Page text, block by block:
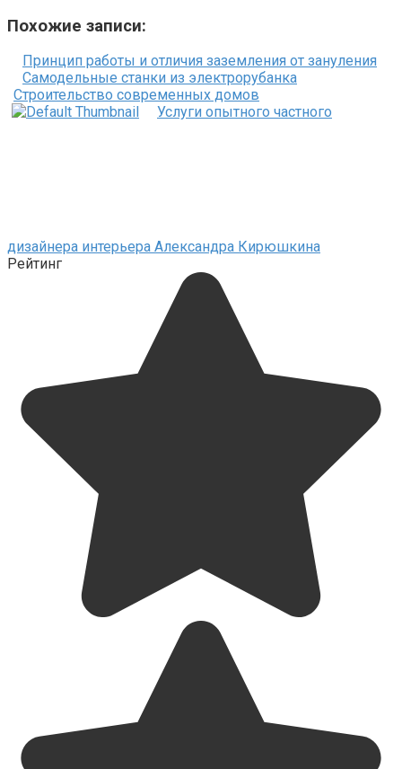
Похожие записи:
Принцип работы и отличия заземления от зануления
Самодельные станки из электрорубанка
Строительство современных домов
Услуги опытного частного
дизайнера интерьера Александра Кирюшкина
Рейтинг